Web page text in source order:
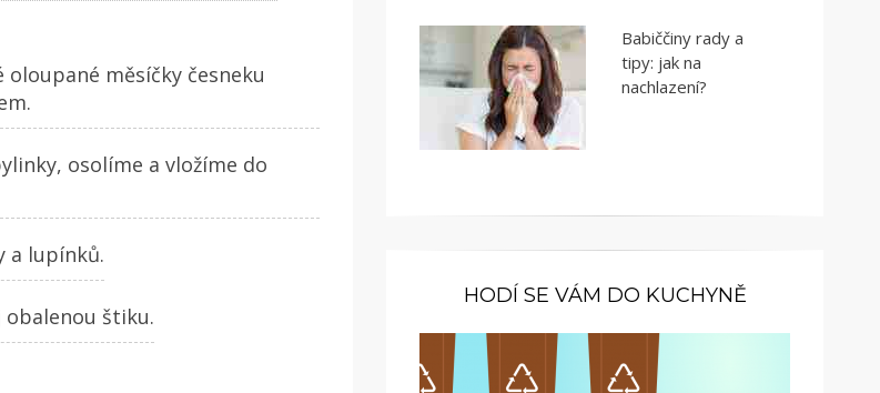
měsíčky česneku
osolíme a vložíme do
a lupínků.
obalenou štiku.
Babiččiny rady a
tipy: jak na
nachlazení?
HODÍ SE VÁM DO KUCHYNĚ